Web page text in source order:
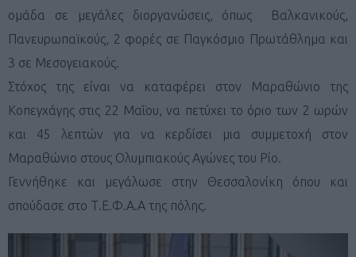
ομάδα σε μεγάλες διοργανώσεις, όπως Βαλκανικούς,
Πανευρωπαϊκούς, 2 φορές σε Παγκόσμιο Πρωτάθλημα και
3 σε Μεσογειακούς.
Στόχος της είναι να καταφέρει στον Μαραθώνιο της
Κοπεγχάγης στις 22 Μαΐου, να πετύχει το όριο των 2 ωρών
και 45 λεπτών για να κερδίσει μια συμμετοχή στον
Μαραθώνιο στους Ολυμπιακούς Αγώνες του Ρίο.
Γεννήθηκε και μεγάλωσε στην Θεσσαλονίκη όπου και
σπούδασε στο Τ.Ε.Φ.Α.Α της πόλης.